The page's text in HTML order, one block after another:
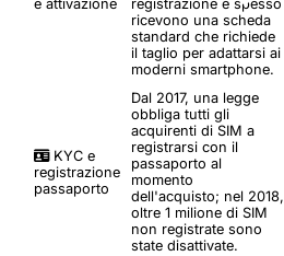
e attivazione
registrazione e spesso
ricevono una scheda
standard che richiede
il taglio per adattarsi ai
moderni smartphone.
KYC e
registrazione
passaporto
Dal 2017, una legge
obbliga tutti gli
acquirenti di SIM a
registrarsi con il
passaporto al
momento
dell'acquisto; nel 2018,
oltre 1 milione di SIM
non registrate sono
state disattivate.